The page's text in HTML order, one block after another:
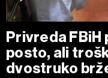
ažurirati klikom na
kojem trenutku
Privreda FBiH
posto, ali
dvostruko